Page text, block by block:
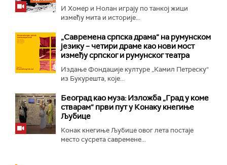
И Хомер и Нолан играју по танкој жици
између мита и историје...
„Савремена српска драма“ на румунском
језику – четири драме као нови мост
између српског и румунског театра
Издање Фондације културе „Камил Петреску“
из Букурешта, које...
Београд као муза: Изложба „Град у коме
стварам“ први пут у Конаку кнегиње
Љубице
Конак кнегиње Љубице овог лета постаје
место сусрета савремене...